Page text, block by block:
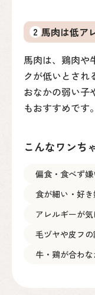
2 馬肉は低ア
馬肉は、鶏肉や
クが低いとされ
おなかの弱い子
もおすすめです。
こんなワンち
偏食・食べず嫌
食が細い・好き
アレルギーが気
毛ヅヤや皮フ
牛・鶏が合わ